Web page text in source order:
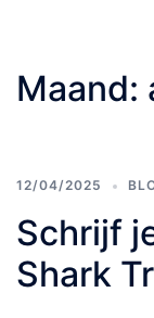
Maand:
12/04/2025
Schrijf
Shark